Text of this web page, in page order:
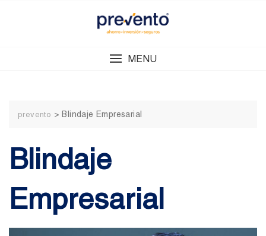
MENU
prevento > Blindaje Empresarial
Blindaje
Empresarial